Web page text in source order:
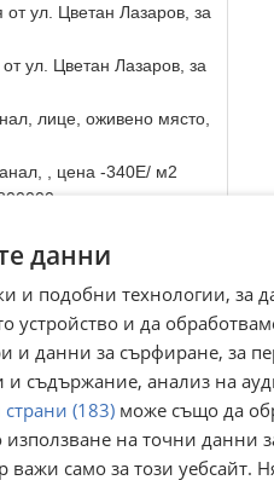
ул. Цветан Лазаров, за
ул. Цветан Лазаров, за
лице, оживено място,
, цена -340Е/ м2
евро
30%
подходящ за затворен
Обезщетение.
0,9, плътност до 30%,
000Е. Може да се
данни
и подобни технологии, за
устройство и да
и данни за сърфиране, за
съдържание, анализ на
(183) може също да
на точни данни
важи само за този уебсайт.